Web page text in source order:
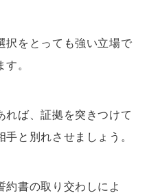
択をとっても強い立場で
。
れば、証拠を突きつけて
と別れさせましょう。
約書の取り交わしによ